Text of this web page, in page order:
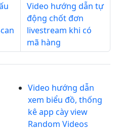
Video hướng dẫn tự
động chốt đơn
livestream khi có
mã hàng
Video hướng dẫn
xem biểu đồ, thống
kê app cày view
Random Videos